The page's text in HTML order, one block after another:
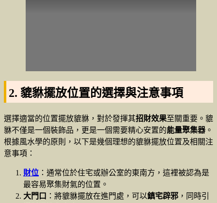
2. 貔貅擺放位置的選擇與注意事項
選擇適當的位置擺放貔貅，對於發揮其招財效果至關重要。貔
貅不僅是一個裝飾品，更是一個需要精心安置的能量聚集器 。
根據風水學的原則，以下是幾個理想的貔貅擺放位置及相關注
意事項：
財位 ：通常位於住宅或辦公室的東南方，這裡被認為是
最容易聚集財氣的位置。
大門口 ：將貔貅擺放在進門處，可以鎮宅辟邪 ，同時引